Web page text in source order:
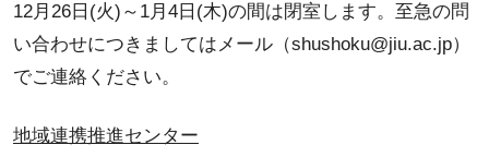
12月26日(火)～1月4日(木)の間は閉室します。至急の問
い合わせにつきましてはメール（shushoku@jiu.ac.jp）
でご連絡ください。
地域連携推進センター